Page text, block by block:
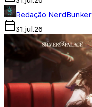
Redação NerdBunker
31.jul.26